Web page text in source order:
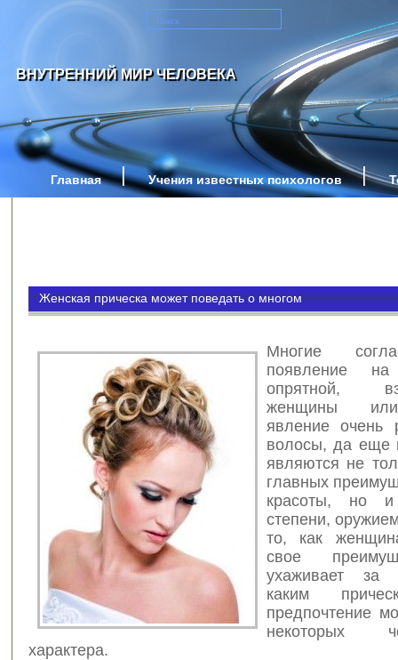
ВНУТРЕННИЙ МИР ЧЕЛОВЕКА
Главная Учения известных психологов
Женская прическа может поведать о многом
Многие
появление
опрятной,
женщины
явление очень
волосы, да еще
являются не
главных
красоты, но
степени,
то, как
свое
ухаживает за
каким
предпочтение
некоторых
характера.